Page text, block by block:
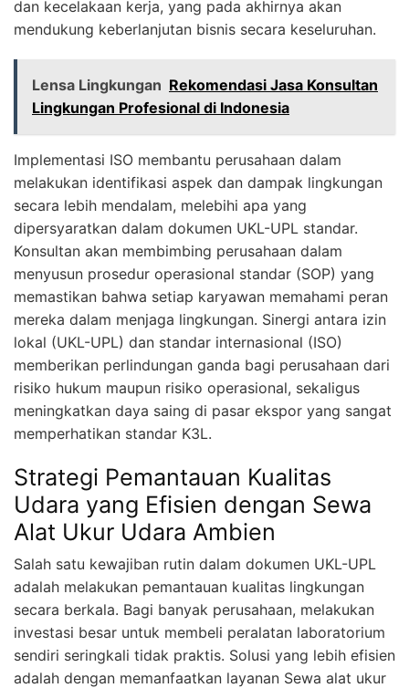
dan kecelakaan kerja, yang pada akhirnya akan
mendukung keberlanjutan bisnis secara keseluruhan.
Lensa Lingkungan Rekomendasi Jasa Konsultan
Lingkungan Profesional di Indonesia
Implementasi ISO membantu perusahaan dalam
melakukan identifikasi aspek dan dampak lingkungan
secara lebih mendalam, melebihi apa yang
dipersyaratkan dalam dokumen UKL-UPL standar.
Konsultan akan membimbing perusahaan dalam
menyusun prosedur operasional standar (SOP) yang
memastikan bahwa setiap karyawan memahami peran
mereka dalam menjaga lingkungan. Sinergi antara izin
lokal (UKL-UPL) dan standar internasional (ISO)
memberikan perlindungan ganda bagi perusahaan dari
risiko hukum maupun risiko operasional, sekaligus
meningkatkan daya saing di pasar ekspor yang sangat
memperhatikan standar K3L.
Strategi Pemantauan Kualitas
Udara yang Efisien dengan Sewa
Alat Ukur Udara Ambien
Salah satu kewajiban rutin dalam dokumen UKL-UPL
adalah melakukan pemantauan kualitas lingkungan
secara berkala. Bagi banyak perusahaan, melakukan
investasi besar untuk membeli peralatan laboratorium
sendiri seringkali tidak praktis. Solusi yang lebih efisien
adalah dengan memanfaatkan layanan Sewa alat ukur